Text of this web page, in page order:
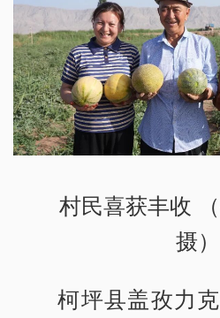
村民喜获丰收
摄）
柯坪县盖孜力